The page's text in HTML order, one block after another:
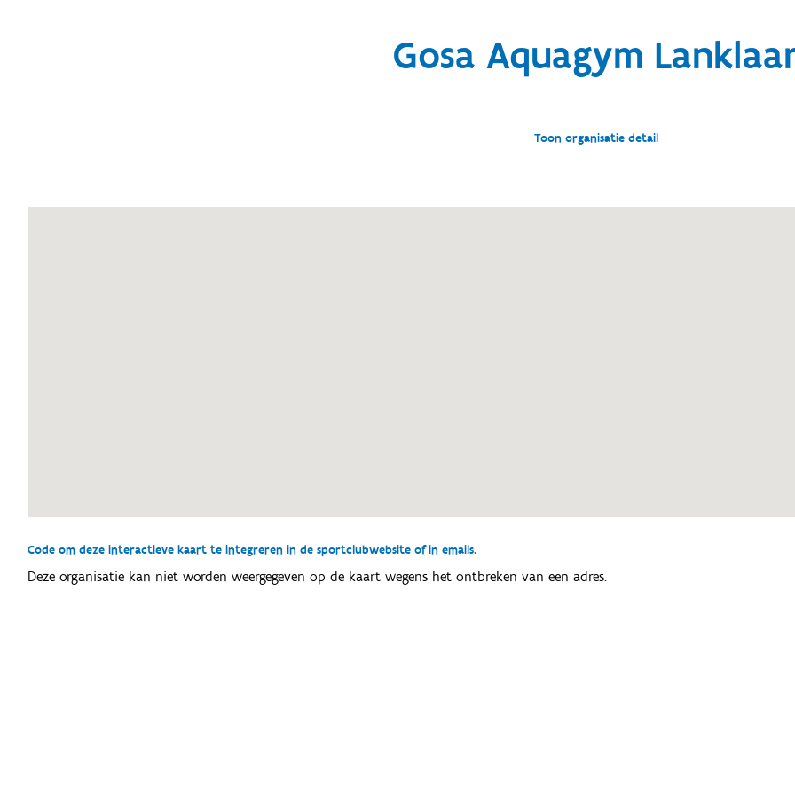
Gosa Aquagym
Toon organisatie detail
Code om deze interactieve kaart te integreren in de sportclubwebsite of in emails.
Deze organisatie kan niet worden weergegeven op de kaart wegens het ontbreken van een adres.